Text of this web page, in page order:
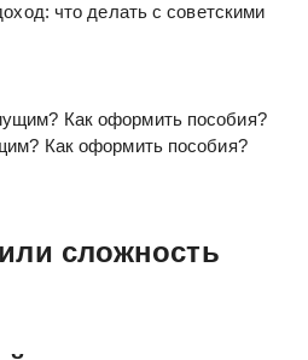
что делать с советскими
Как оформить пособия?
сложность